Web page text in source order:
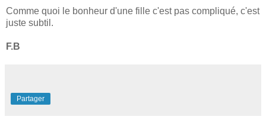
Comme quoi le bonheur d'une fille c'est pas compliqué, c'est
juste subtil.
F.B
Partager